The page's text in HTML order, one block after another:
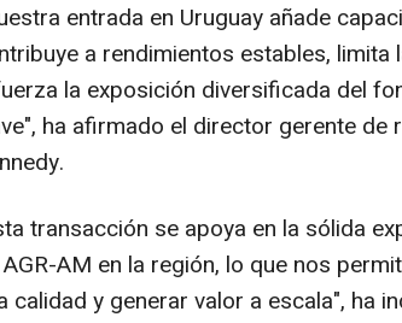
entrada en Uruguay añade
a rendimientos estables,
la exposición diversificada del
ha afirmado el director gerente de
transacción se apoya en la sólida
AM en la región, lo que nos
calidad y generar valor a escala", ha